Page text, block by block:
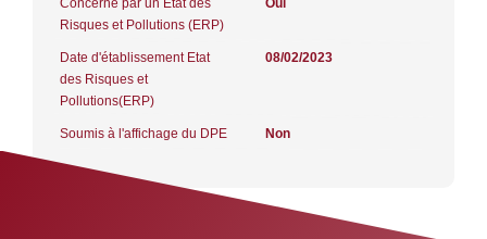
Risques et Pollutions (ERP)
Date d'établissement Etat
des Risques et
Pollutions(ERP)
08/02/2023
Soumis à l'affichage du DPE Non